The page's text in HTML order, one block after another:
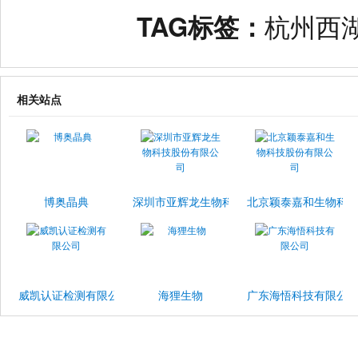
TAG标签： 杭州西
相关站点
博奥晶典 深圳市亚辉龙生物科技股份有限公司
北京颖泰嘉和生物科
威凯认证检测有限公司 海狸生物 广东海悟科技有限公司